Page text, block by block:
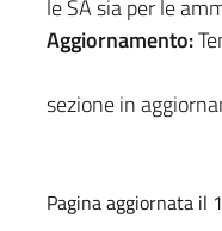
le SA sia per le
Aggiornamento:
sezione in
Pagina aggiornata